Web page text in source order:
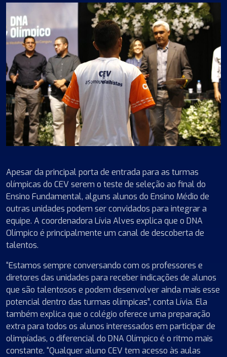
Apesar da principal porta de entrada para as turmas
olímpicas do CEV serem o teste de seleção ao final do
Ensino Fundamental, alguns alunos do Ensino Médio de
outras unidades podem ser convidados para integrar a
equipe. A coordenadora Lívia Alves explica que o DNA
Olímpico é principalmente um canal de descoberta de
talentos.
“Estamos sempre conversando com os professores e
diretores das unidades para receber indicações de alunos
que são talentosos e podem desenvolver ainda mais esse
potencial dentro das turmas olímpicas”, conta Lívia. Ela
também explica que o colégio oferece uma preparação
extra para todos os alunos interessados em participar de
olimpíadas, o diferencial do DNA Olímpico é o ritmo mais
constante. “Qualquer aluno CEV tem acesso às aulas